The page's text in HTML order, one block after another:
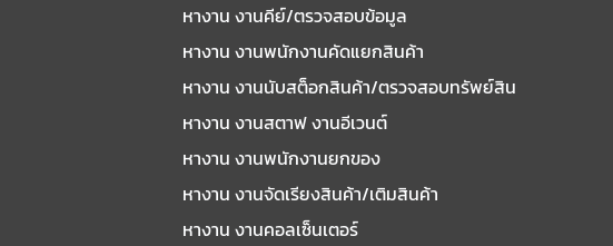
หางาน งานคีย์/ตรวจสอบข้อมูล
หางาน งานพนักงานคัดแยกสินค้า
หางาน งานนับสต็อกสินค้า/ตรวจสอบทรัพย์สิน
หางาน งานสตาฟ งานอีเวนต์
หางาน งานพนักงานยกของ
หางาน งานจัดเรียงสินค้า/เติมสินค้า
หางาน งานคอลเซ็นเตอร์